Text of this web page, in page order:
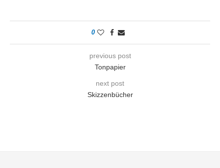
0
previous post
Tonpapier
next post
Skizzenbücher